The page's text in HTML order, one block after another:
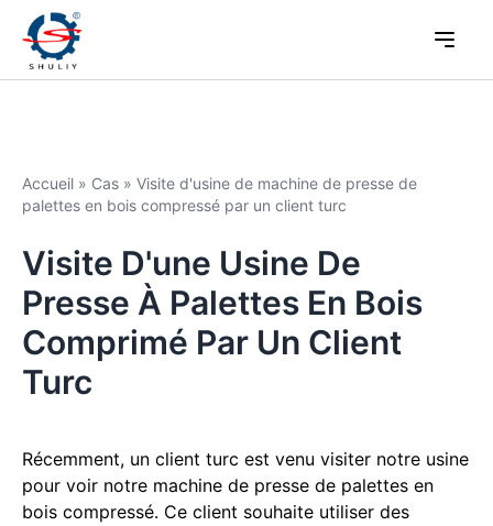
Accueil » Cas » Visite d'usine de machine de presse de
palettes en bois compressé par un client turc
Visite D'une Usine De
Presse À Palettes En Bois
Comprimé Par Un Client
Turc
Récemment, un client turc est venu visiter notre usine
pour voir notre machine de presse de palettes en
bois compressé. Ce client souhaite utiliser des